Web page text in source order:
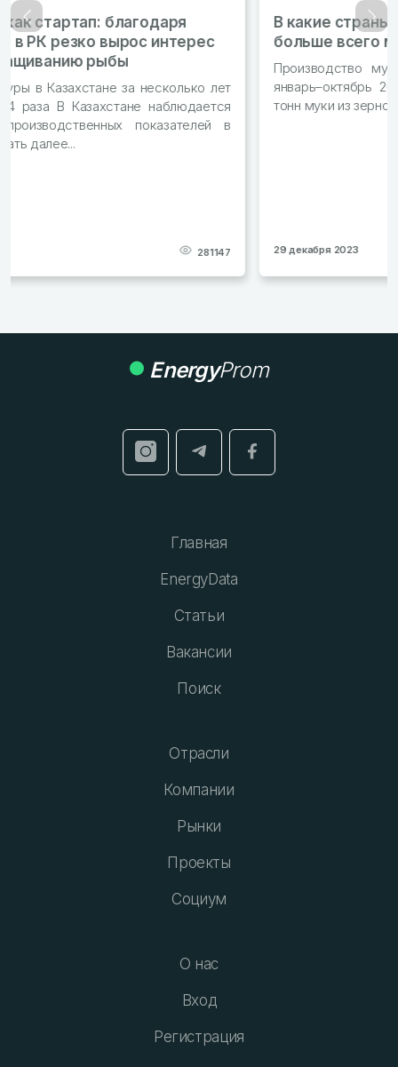
В какие страны Казахстан экспортирует
больше всего муки?
Производство муки в стране выросло на 1% За
январь–октябрь 2023 года в РК произвели 2,7 млн
тонн муки из зерновых Читать далее...
277965
Назад
EnergyProm
Главная
EnergyData
Статьи
Вакансии
Поиск
Отрасли
Компании
Рынки
Проекты
Социум
О нас
Вход
Регистрация